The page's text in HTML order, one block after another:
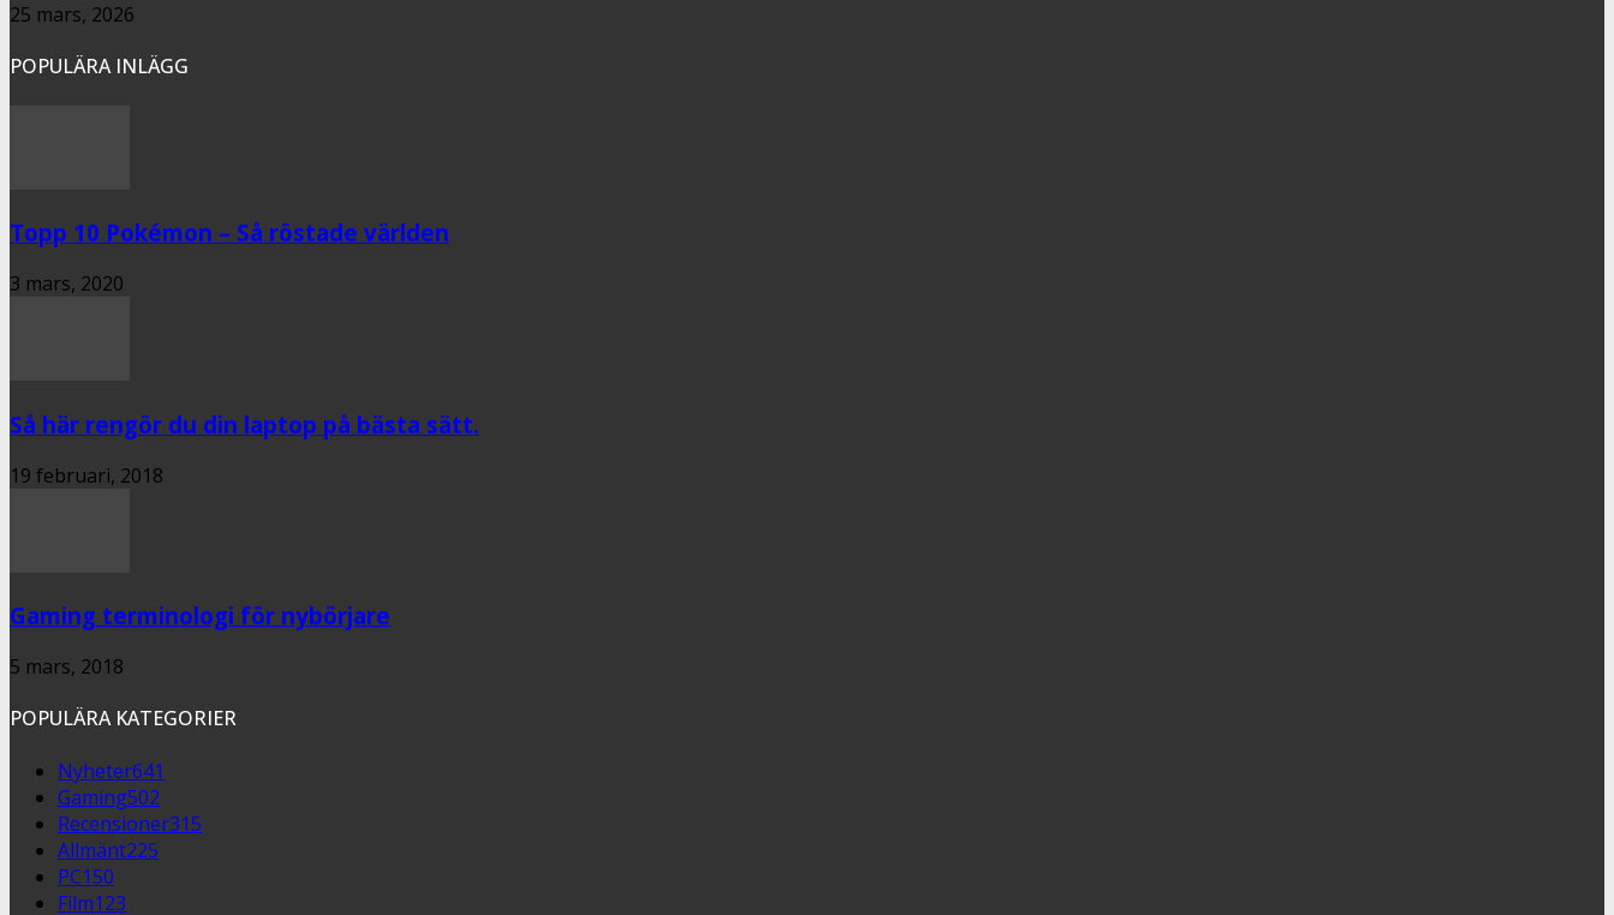
25 mars, 2026
POPULÄRA INLÄGG
Topp 10 Pokémon – Så röstade världen
3 mars, 2020
Så här rengör du din laptop på bästa sätt.
19 februari, 2018
Gaming terminologi för nybörjare
5 mars, 2018
POPULÄRA KATEGORIER
Nyheter641
Gaming502
Recensioner315
Allmänt225
PC150
Film123